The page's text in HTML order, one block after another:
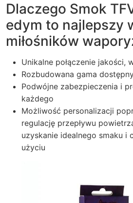
Dlaczego Smok
edym to najlepszy
miłośników
Unikalne połączenie jakości,
Rozbudowana gama
Podwójne zabezpieczenia i
każdego
Możliwość personalizacji
regulację przepływu
uzyskanie idealnego smaku i
użyciu